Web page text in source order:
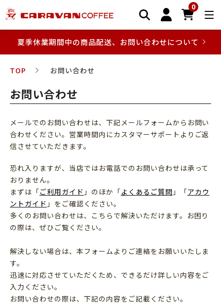
0
夏季休業期間中の商品配送、お問い合わせについて
TOP お問い合わせ
お問い合わせ
メールでのお問い合わせは、下記メールフォームからお問い
合わせください。営業時間内にカスタマーサポートよりご返
信させていただきます。
恐れ入りますが、当店ではお電話でのお問い合わせは承って
おりません。
まずは「ご利用ガイド 」のほか「よくあるご質問 」「アカウ
ントガイド 」をご確認ください。
多くのお問い合わせは、こちらで解決いただけます。お困り
の際は、ぜひご覧ください。
解決しない場合は、本フォームよりご連絡をお願いいたしま
す。
迅速に対応させていただくため、できるだけ詳しい内容をご
入力ください。
お問い合わせの際は、下記の内容をご記載ください。